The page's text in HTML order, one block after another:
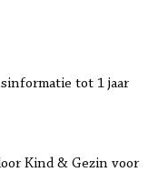
tot 1 jaar
Kind & Gezin voor